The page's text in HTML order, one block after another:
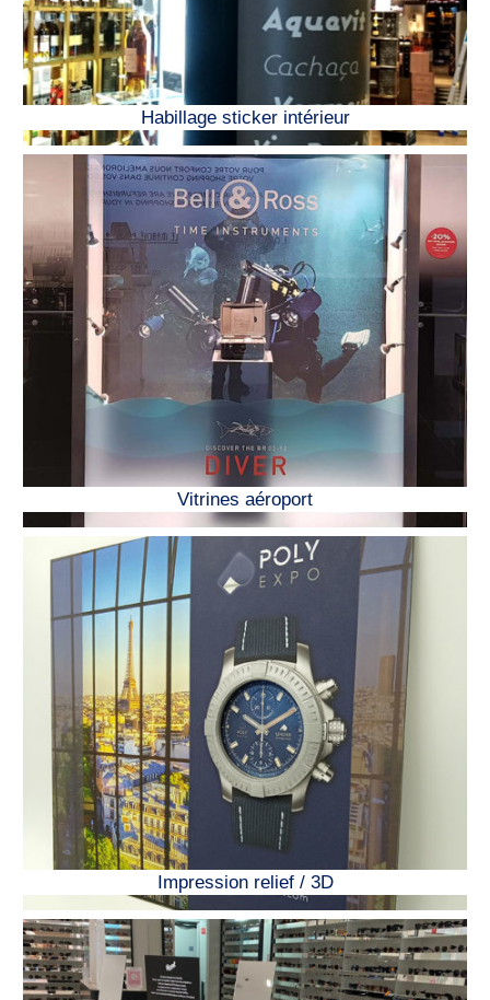
Habillage sticker intérieur
Vitrines aéroport
Impression relief / 3D